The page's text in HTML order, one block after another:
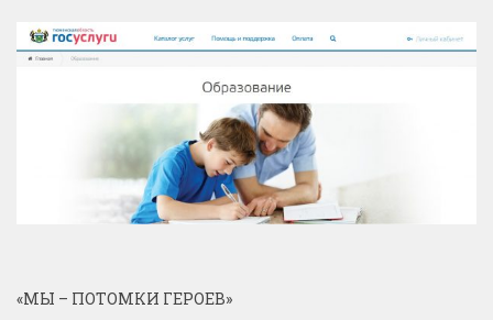
«МЫ – ПОТОМКИ ГЕРОЕВ»